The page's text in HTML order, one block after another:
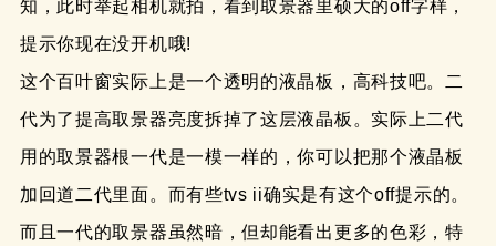
知，此时举起相机就拍，看到取景器里硕大的off字样，
提示你现在没开机哦!
这个百叶窗实际上是一个透明的液晶板，高科技吧。二
代为了提高取景器亮度拆掉了这层液晶板。实际上二代
用的取景器根一代是一模一样的，你可以把那个液晶板
加回道二代里面。而有些tvs ii确实是有这个off提示的。
而且一代的取景器虽然暗，但却能看出更多的色彩，特